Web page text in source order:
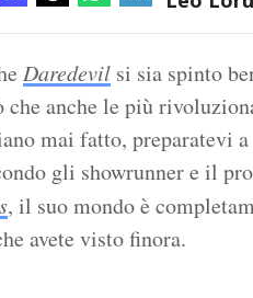
Daredevil si sia spinto
anche le più
mai fatto, preparatevi a
gli showrunner e il
, il suo mondo è
avete visto finora.